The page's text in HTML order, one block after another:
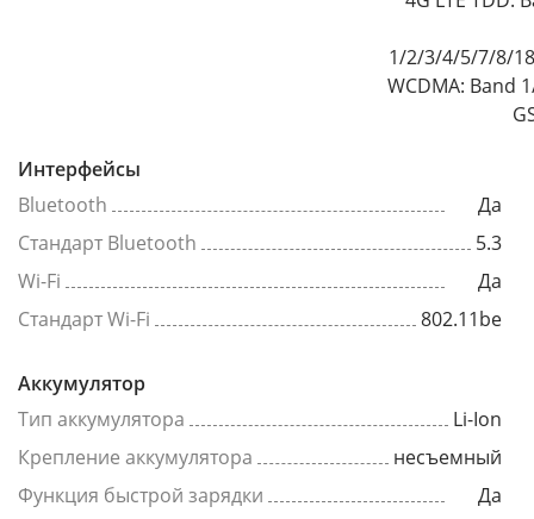
1/2/3/4/5/7/8/
WCDMA: Band
Интерфейсы
Bluetooth
Да
Стандарт Bluetooth
5.3
Wi-Fi
Да
Стандарт Wi-Fi
802.11be
Аккумулятор
Тип аккумулятора
Li-Ion
Крепление аккумулятора
несъемный
Функция быстрой зарядки
Да